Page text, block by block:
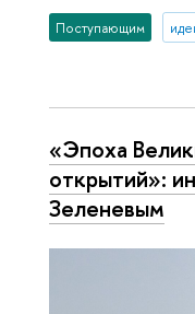
Поступающим
«Эпоха
открытий»:
Зеленевым